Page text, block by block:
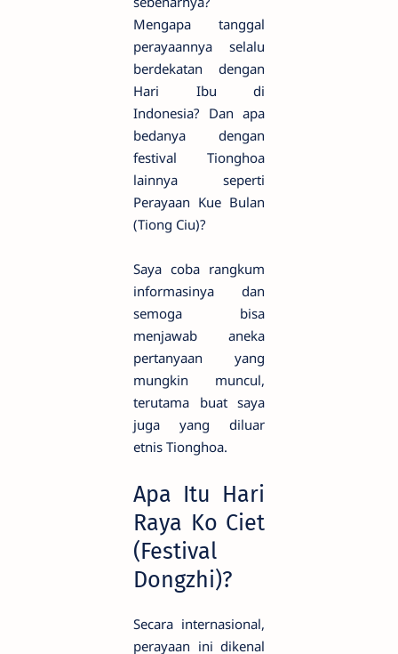
Mengapa tanggal
perayaannya selalu
berdekatan dengan
Hari Ibu di
Indonesia? Dan apa
bedanya dengan
festival Tionghoa
lainnya seperti
Perayaan Kue Bulan
(Tiong Ciu)?
Saya coba rangkum
informasinya dan
semoga bisa
menjawab aneka
pertanyaan yang
mungkin muncul,
terutama buat saya
juga yang diluar
etnis Tionghoa.
Apa Itu Hari
Raya Ko Ciet
(Festival
Dongzhi)?
Secara internasional,
perayaan ini dikenal